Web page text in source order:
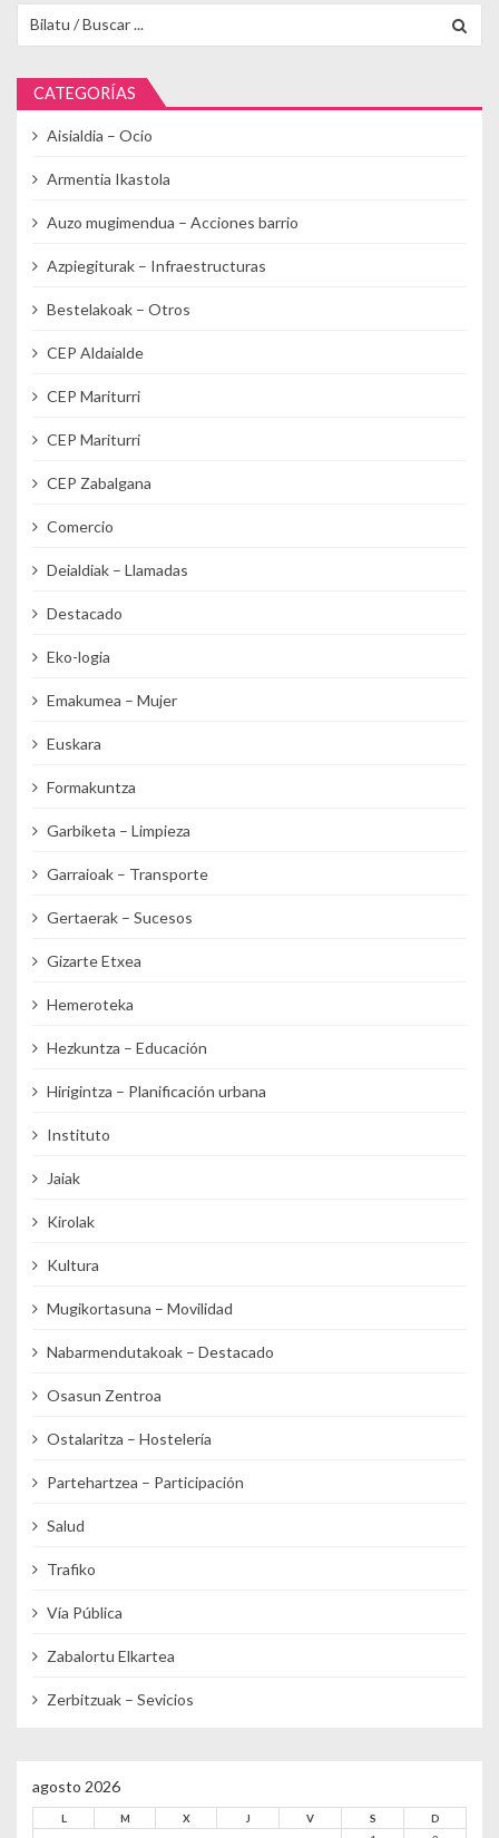
CATEGORÍAS
Aisialdia – Ocio
Armentia Ikastola
Auzo mugimendua – Acciones barrio
Azpiegiturak – Infraestructuras
Bestelakoak – Otros
CEP Aldaialde
CEP Mariturri
CEP Mariturri
CEP Zabalgana
Comercio
Deialdiak – Llamadas
Destacado
Eko-logia
Emakumea – Mujer
Euskara
Formakuntza
Garbiketa – Limpieza
Garraioak – Transporte
Gertaerak – Sucesos
Gizarte Etxea
Hemeroteka
Hezkuntza – Educación
Hirigintza – Planificación urbana
Instituto
Jaiak
Kirolak
Kultura
Mugikortasuna – Movilidad
Nabarmendutakoak – Destacado
Osasun Zentroa
Ostalaritza – Hostelería
Partehartzea – Participación
Salud
Trafiko
Vía Pública
Zabalortu Elkartea
Zerbitzuak – Sevicios
agosto 2026
L M X J V S
D